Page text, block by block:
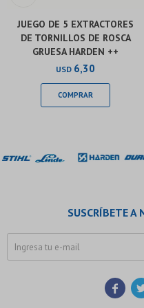
JUEGO DE 5 EXTRACTORES
DE TORNILLOS DE ROSCA
GRUESA HARDEN ++
USD 6,30
SUSCRÍBETE A
